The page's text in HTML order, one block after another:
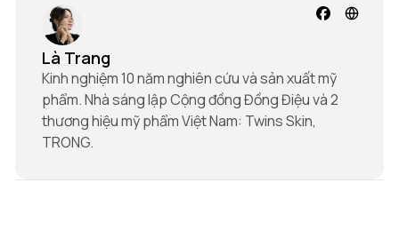
Là Trang
Kinh nghiệm 10 năm nghiên cứu và sản xuất mỹ
phẩm. Nhà sáng lập Cộng đồng Đồng Điệu và 2
thương hiệu mỹ phẩm Việt Nam: Twins Skin,
TRONG.